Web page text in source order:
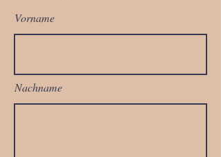
Vorname
Nachname